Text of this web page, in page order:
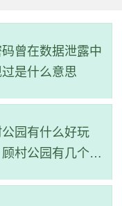
到广州南站(B口)；
34分钟，换乘2次。
科学城路口站 至 奥林
曾在数据泄露中
是什么意思
园有什么好玩
顾村公园有几个景